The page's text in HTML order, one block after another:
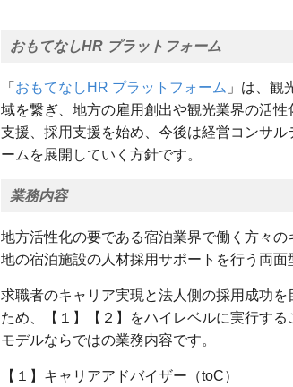
おもてなしHR プラットフォーム
「 おもてなしHR プラットフォーム 」は、観
域を繋ぎ、地方の雇用創出や観光業界の活
支援、採用支援を始め、今後は経営コンサ
ームを展開していく方針です。
業務内容
地方活性化の要である宿泊業界で働く方々
地の宿泊施設の人材採用サポートを行う両面
求職者のキャリア実現と法人側の採用成功
ため、【１】【２】をハイレベルに実行す
モデルならではの業務内容です。
【１】キャリアアドバイザー（toC）